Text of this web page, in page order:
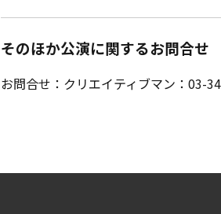
そのほか公演に関するお問合せ
お問合せ：クリエイティブマン：03-